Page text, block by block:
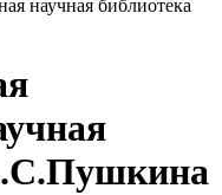
научная библиотека